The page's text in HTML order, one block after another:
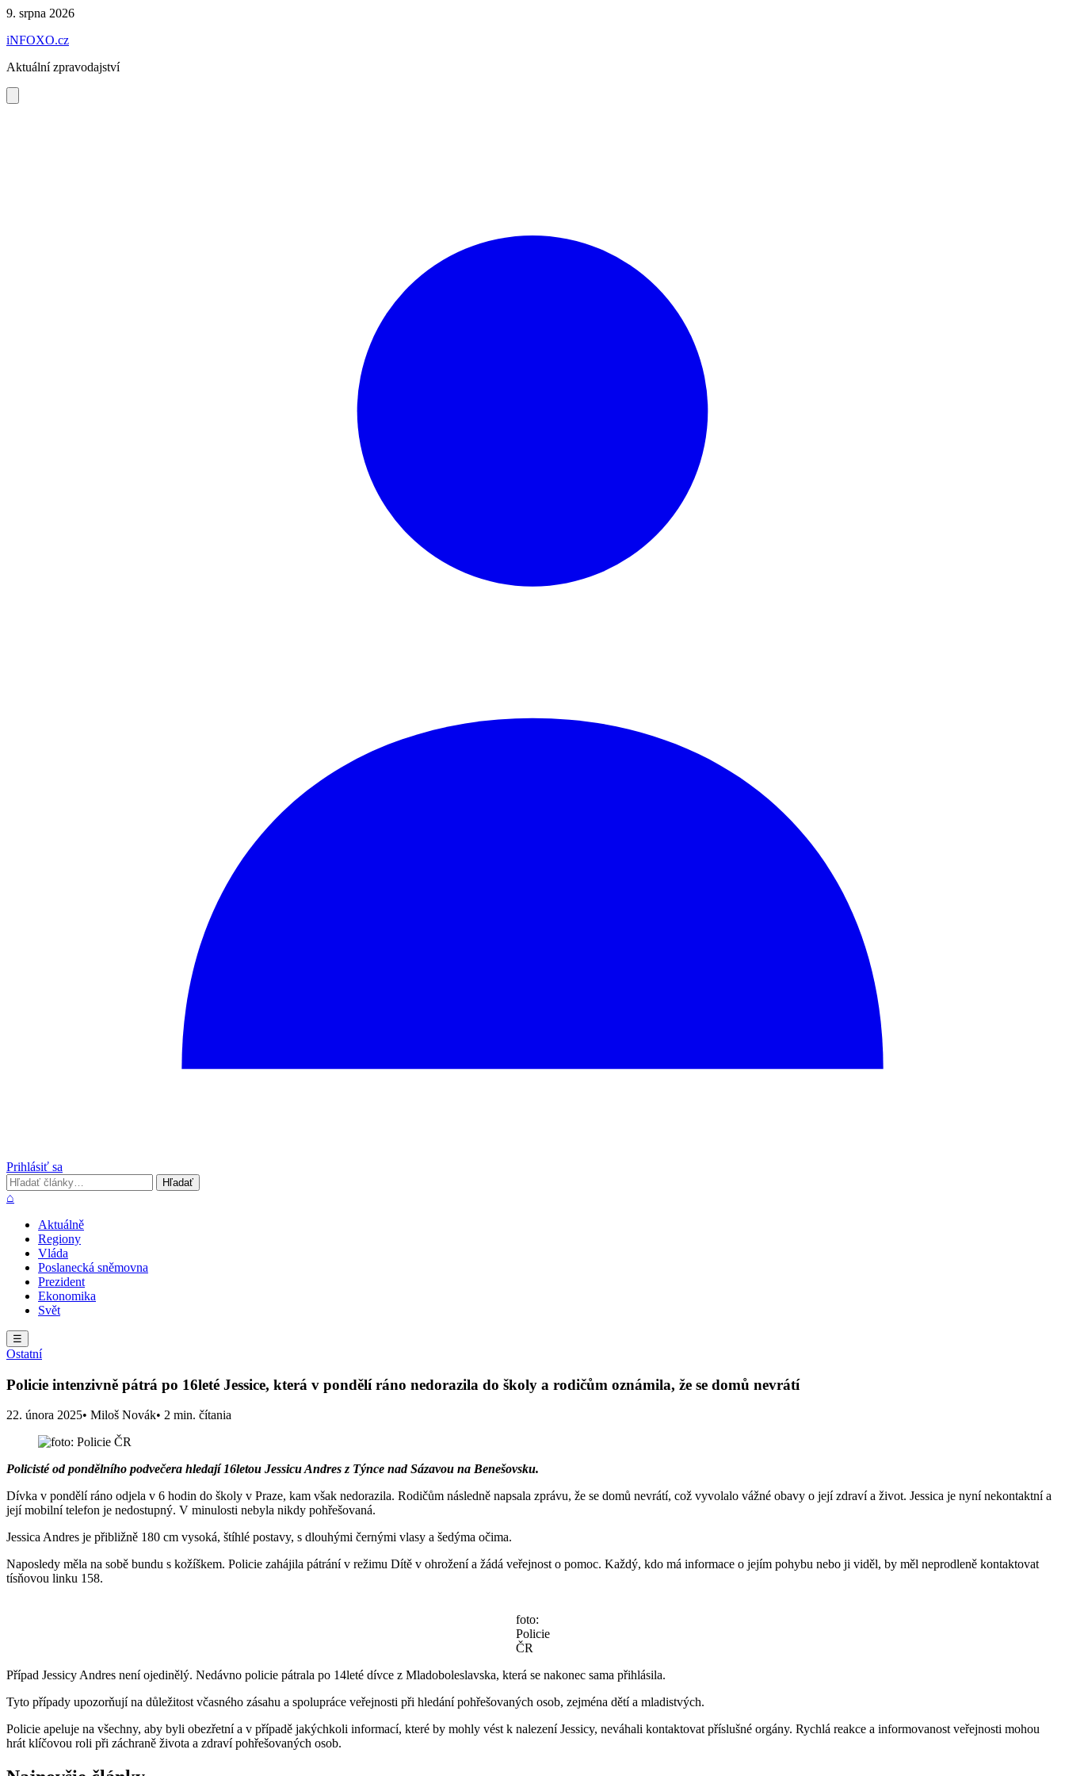
Preskočiť
obsah
9. srpna 2026
iNFOXO.cz
Aktuální zpravodajství
Prihlásiť sa
Hľadať
Hľadať
⌂
Aktuálně
Regiony
Vláda
Poslanecká sněmovna
Prezident
Ekonomika
Svět
☰
Ostatní
Policie intenzivně pátrá po 16leté Jessice, která v pondělí ráno nedorazila do školy a rodičům oznámila, že se domů nevrátí
22. února 2025• Miloš Novák• 2 min. čítania
Policisté od pondělního podvečera hledají 16letou Jessicu Andres z Týnce nad Sázavou na Benešovsku.
Dívka v pondělí ráno odjela v 6 hodin do školy v Praze, kam však nedorazila. Rodičům následně napsala zprávu, že se domů nevrátí, což vyvolalo vážné obavy o její zdraví a život. Jessica je nyní nekontaktní a
její mobilní telefon je nedostupný. V minulosti nebyla nikdy pohřešovaná.
Jessica Andres je přibližně 180 cm vysoká, štíhlé postavy, s dlouhými černými vlasy a šedýma očima.
Naposledy měla na sobě bundu s kožíškem. Policie zahájila pátrání v režimu Dítě v ohrožení a žádá veřejnost o pomoc. Každý, kdo má informace o jejím pohybu nebo ji viděl, by měl neprodleně kontaktovat
tísňovou linku 158.
foto:
Policie
ČR
Případ Jessicy Andres není ojedinělý. Nedávno policie pátrala po 14leté dívce z Mladoboleslavska, která se nakonec sama přihlásila.
Tyto případy upozorňují na důležitost včasného zásahu a spolupráce veřejnosti při hledání pohřešovaných osob, zejména dětí a mladistvých.
Policie apeluje na všechny, aby byli obezřetní a v případě jakýchkoli informací, které by mohly vést k nalezení Jessicy, neváhali kontaktovat příslušné orgány. Rychlá reakce a informovanost veřejnosti mohou
hrát klíčovou roli při záchraně života a zdraví pohřešovaných osob.